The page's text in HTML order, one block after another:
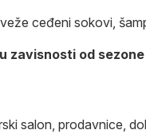
ceđeni sokovi,
zavisnosti od
salon, prodavnice,